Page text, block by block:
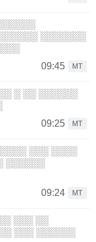
░░░░░░░
09:45
MT
░ ░░ ░░░░░░
09:25
MT
░░░ ░░░░
░░░░░░
09:24
MT
░░░ ░░
░░░ ░░░░░░